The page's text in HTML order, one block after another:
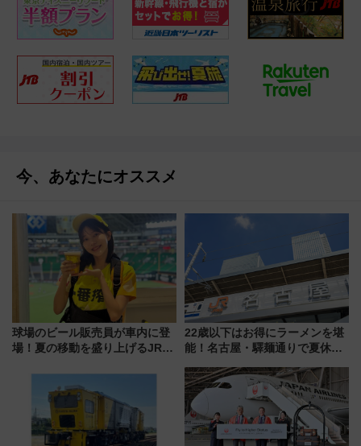
今、あなたにオススメ
球場のビール販売員が車内に登
場！夏の移動を盛り上げるJR九
月7日限定 ソフトバンクホーク
スとコラボ
22歳以下はお得にラーメンを堪
能！名古屋・驛麺通りで夏休み
よりスタート